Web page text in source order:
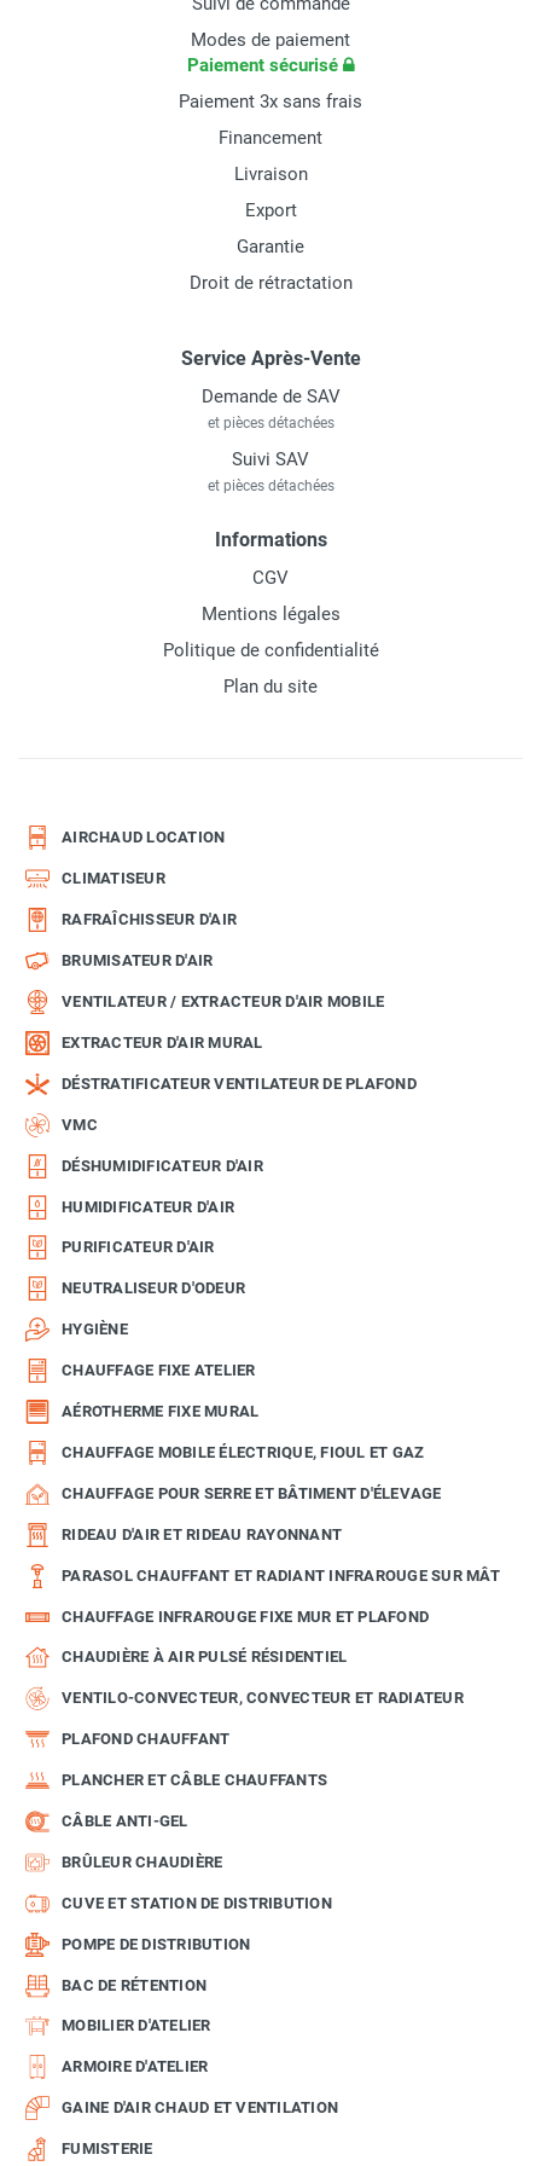
à long terme.
Puis-je utiliser un déshumidificateur à adsorption pour
assécher après un dégât des eaux ?
Oui, les modèles à adsorption sont les plus efficaces pour
l'assèchement technique rapide et le séchage des
matériaux, car leur performance ne diminue pas avec la
Modes de paiement
Paiement sécurisé
Paiement 3x sans frais
Financement
Livraison
Export
Garantie
Droit de rétractation
Service Après-Vente
Demande de SAV
et pièces détachées
Suivi SAV
et pièces détachées
Informations
CGV
Mentions légales
Politique de confidentialité
Plan du site
AIRCHAUD LOCATION
CLIMATISEUR
RAFRAÎCHISSEUR D'AIR
BRUMISATEUR D'AIR
VENTILATEUR / EXTRACTEUR D'AIR MOBILE
EXTRACTEUR D'AIR MURAL
DÉSTRATIFICATEUR VENTILATEUR DE PLAFOND
VMC
DÉSHUMIDIFICATEUR D'AIR
HUMIDIFICATEUR D'AIR
PURIFICATEUR D'AIR
NEUTRALISEUR D'ODEUR
HYGIÈNE
CHAUFFAGE FIXE ATELIER
AÉROTHERME FIXE MURAL
CHAUFFAGE MOBILE ÉLECTRIQUE, FIOUL ET GAZ
CHAUFFAGE POUR SERRE ET BÂTIMENT D'ÉLEVAGE
RIDEAU D'AIR ET RIDEAU RAYONNANT
PARASOL CHAUFFANT ET RADIANT INFRAROUGE SUR MÂT
CHAUFFAGE INFRAROUGE FIXE MUR ET PLAFOND
CHAUDIÈRE À AIR PULSÉ RÉSIDENTIEL
VENTILO-CONVECTEUR, CONVECTEUR ET RADIATEUR
PLAFOND CHAUFFANT
PLANCHER ET CÂBLE CHAUFFANTS
CÂBLE ANTI-GEL
BRÛLEUR CHAUDIÈRE
CUVE ET STATION DE DISTRIBUTION
POMPE DE DISTRIBUTION
BAC DE RÉTENTION
MOBILIER D'ATELIER
ARMOIRE D'ATELIER
GAINE D'AIR CHAUD ET VENTILATION
FUMISTERIE